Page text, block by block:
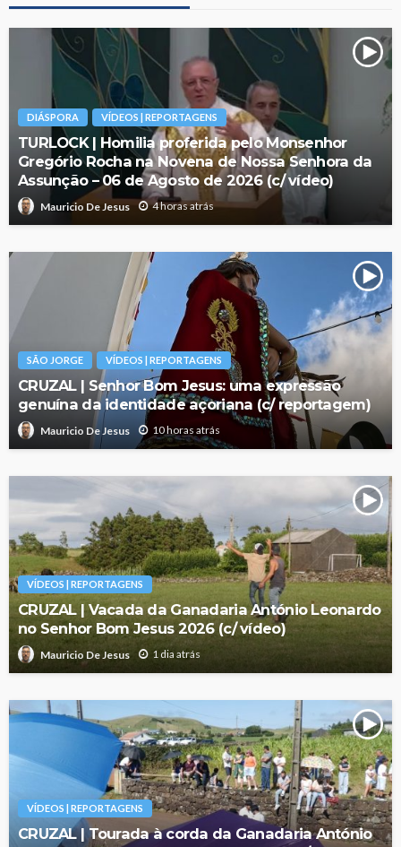
DIÁSPORA VÍDEOS | REPORTAGENS
TURLOCK | Homilia proferida pelo Monsenhor
Gregório Rocha na Novena de Nossa Senhora da
Assunção – 06 de Agosto de 2026 (c/ vídeo)
Mauricio De Jesus 4 horas atrás
SÃO JORGE VÍDEOS | REPORTAGENS
CRUZAL | Senhor Bom Jesus: uma expressão
genuína da identidade açoriana (c/ reportagem)
Mauricio De Jesus 10 horas atrás
VÍDEOS | REPORTAGENS
CRUZAL | Vacada da Ganadaria António Leonardo
no Senhor Bom Jesus 2026 (c/ vídeo)
Mauricio De Jesus 1 dia atrás
VÍDEOS | REPORTAGENS
CRUZAL | Tourada à corda da Ganadaria António